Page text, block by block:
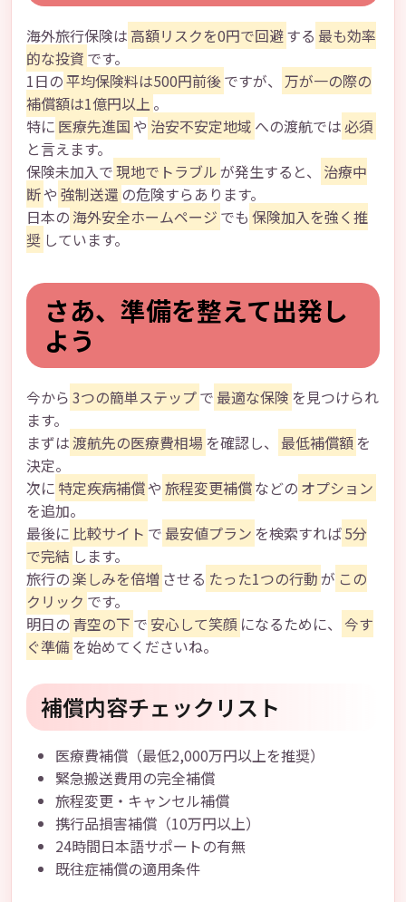
海外旅行保険は高額リスクを0円で回避する 最も効率
的な投資 です。
1日の平均保険料は500円前後ですが、 万が一の際の
補償額は1億円以上 。
特に 医療先進国や 治安不安定地域 への渡航では必須
と言えます。
保険未加入で現地でトラブルが発生すると、
治療中
断や 強制送還 の危険すらあります。
日本の 海外安全ホームページ でも 保険加入を強く推
奨 しています。
さあ、準備を整えて出発し
よう
今から 3つの簡単ステップで 最適な保険 を見つけられ
ます。
まずは渡航先の医療費相場 を確認し、 最低補償額 を
決定。
次に 特定疾病補償や 旅程変更補償などの オプション
を追加。
最後に 比較サイト で 最安値プラン を検索すれば5分
で完結 します。
旅行の楽しみを倍増 させる たった1つの行動が この
クリック です。
明日の 青空の下 で 安心して笑顔 になるために、 今す
ぐ準備 を始めてくださいね。
補償内容チェックリスト
医療費補償（最低2,000万円以上を推奨）
緊急搬送費用の完全補償
旅程変更・キャンセル補償
携行品損害補償（10万円以上）
24時間日本語サポートの有無
既往症補償の適用条件